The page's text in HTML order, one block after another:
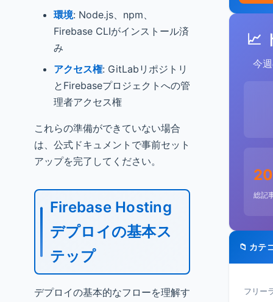
環境: Node.js、npm、
Firebase CLIがインストール済
み
アクセス権: GitLabリポジトリ
とFirebaseプロジェクトへの管
理者アクセス権
これらの準備ができていない場合
は、公式ドキュメントで事前セット
アップを完了してください。
Firebase Hosting
デプロイの基本ス
テップ
デプロイの基本的なフローを理解す
📈
今
総記
📁 カテ
フリー